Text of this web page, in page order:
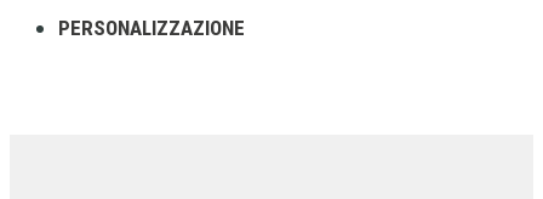
PERSONALIZZAZIONE